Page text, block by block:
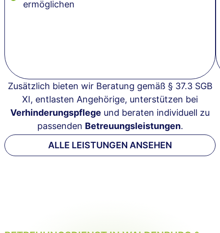
ermöglichen
Zusätzlich bieten wir Beratung gemäß § 37.3 SGB
XI, entlasten Angehörige, unterstützen bei
Verhinderungspflege und beraten individuell zu
passenden Betreuungsleistungen.
ALLE LEISTUNGEN ANSEHEN